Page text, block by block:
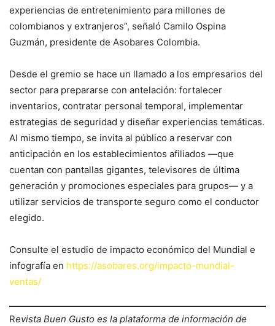
experiencias de entretenimiento para millones de
colombianos y extranjeros”, señaló Camilo Ospina
Guzmán, presidente de Asobares Colombia.
Desde el gremio se hace un llamado a los empresarios del
sector para prepararse con antelación: fortalecer
inventarios, contratar personal temporal, implementar
estrategias de seguridad y diseñar experiencias temáticas.
Al mismo tiempo, se invita al público a reservar con
anticipación en los establecimientos afiliados —que
cuentan con pantallas gigantes, televisores de última
generación y promociones especiales para grupos— y a
utilizar servicios de transporte seguro como el conductor
elegido.
Consulte el estudio de impacto económico del Mundial e
infografía en https://asobares.org/impacto-mundial-
ventas/
Revista Buen Gusto es la plataforma de información de